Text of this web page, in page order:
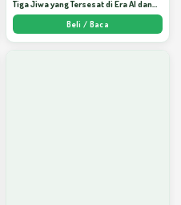
Tiga Jiwa yang Tersesat di Era AI dan
Menemukan Jalan Pulang di Bulan
Ramadhan" - Arda Dinata
Beli / Baca